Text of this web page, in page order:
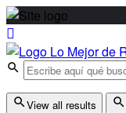
View all results